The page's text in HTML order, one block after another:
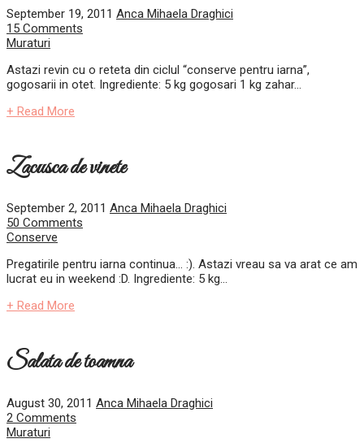
September 19, 2011 Anca Mihaela Draghici
15 Comments
Muraturi
Astazi revin cu o reteta din ciclul “conserve pentru iarna”,
gogosarii in otet. Ingrediente: 5 kg gogosari 1 kg zahar...
+ Read More
Zacusca de vinete
September 2, 2011 Anca Mihaela Draghici
50 Comments
Conserve
Pregatirile pentru iarna continua… :). Astazi vreau sa va arat ce am
lucrat eu in weekend :D. Ingrediente: 5 kg...
+ Read More
Salata de toamna
August 30, 2011 Anca Mihaela Draghici
2 Comments
Muraturi